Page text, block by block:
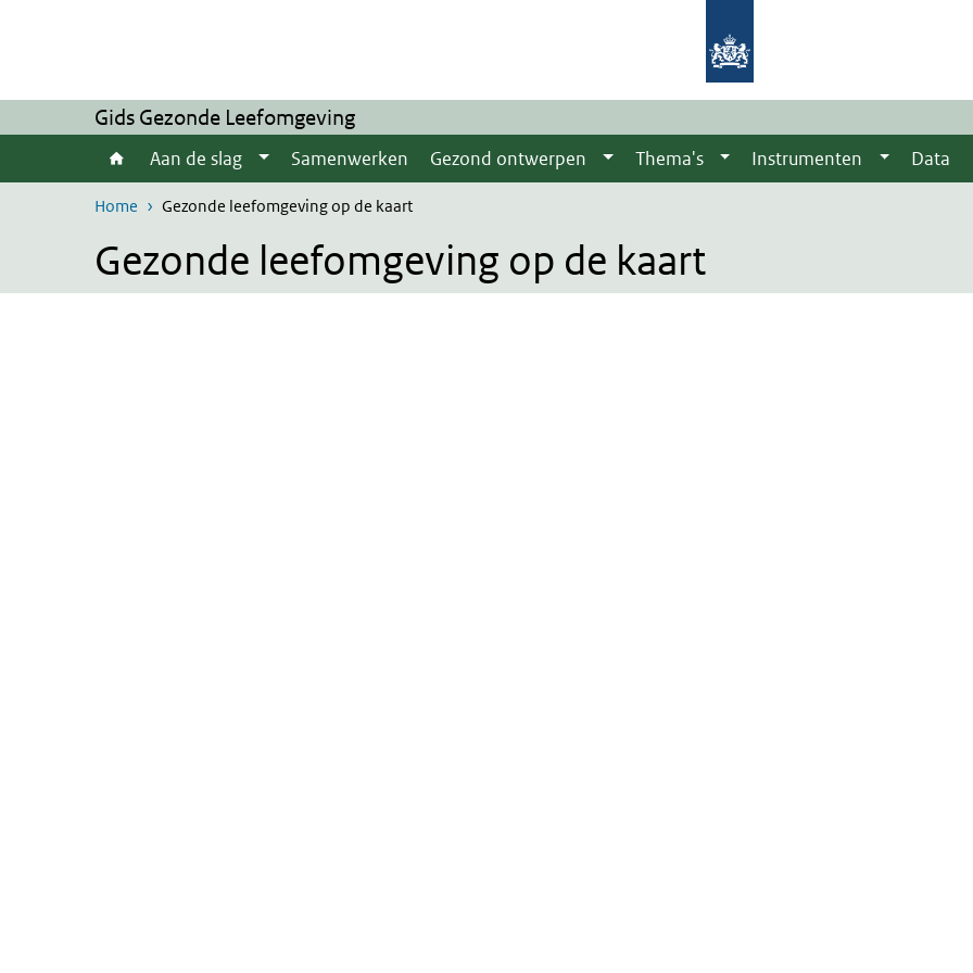
Gids Gezonde Leefomgeving
Aan de slag Samenwerken Gezond ontwerpen Thema's Instrumenten Data
Home Gezonde leefomgeving op de kaart
Gezonde leefomgeving op de kaart